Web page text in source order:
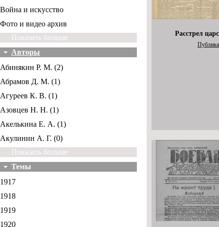
Война и искусство
Фото и видео архив
Показать больше
Авторы
Абинякин Р. М. (2)
Абрамов Д. М. (1)
Агуреев К. В. (1)
Азовцев Н. Н. (1)
Акелькина Е. А. (1)
Акулинин А. Г. (0)
Показать больше
Темы
1917
1918
1919
1920
Расстрел